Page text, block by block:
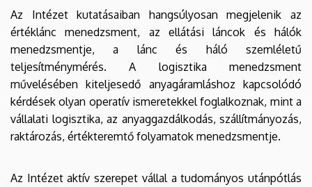
Az Intézet kutatásaiban hangsúlyosan megjelenik az
értéklánc menedzsment, az ellátási láncok és hálók
menedzsmentje, a lánc és háló szemléletű
teljesítménymérés. A logisztika menedzsment
művelésében kiteljesedő anyagáramláshoz kapcsolódó
kérdések olyan operatív ismeretekkel foglalkoznak, mint a
vállalati logisztika, az anyaggazdálkodás, szállítmányozás,
raktározás, értékteremtő folyamatok menedzsmentje.
Az Intézet aktív szerepet vállal a tudományos utánpótlás